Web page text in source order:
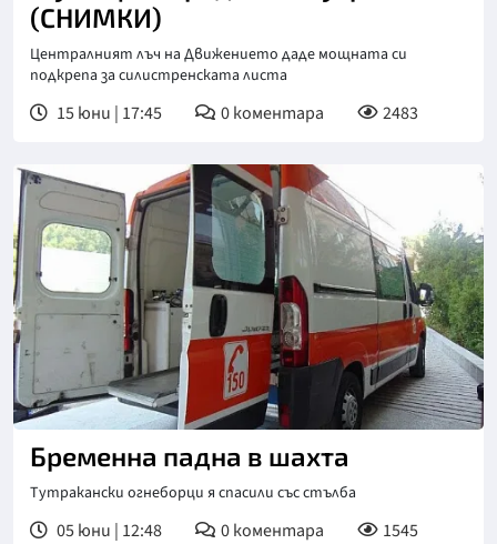
(СНИМКИ)
Централният лъч на Движението даде мощната си
подкрепа за силистренската листа
15 юни | 17:45 0коментара 2483
Бременна падна в шахта
Тутракански огнеборци я спасили със стълба
05 юни | 12:48 0коментара 1545